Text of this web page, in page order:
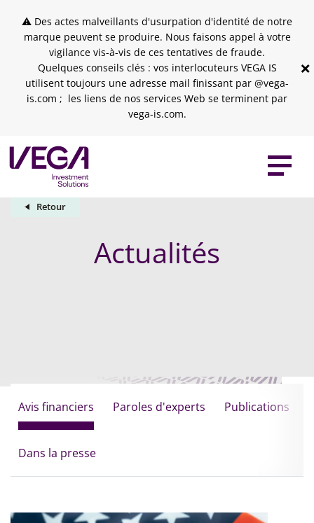
⚠ Des actes malveillants d'usurpation d'identité de notre
marque peuvent se produire. Nous faisons appel à votre
vigilance vis-à-vis de ces tentatives de fraude.
Quelques conseils clés : vos interlocuteurs VEGA IS
utilisent toujours une adresse mail finissant par @vega-
is.com ; les liens de nos services Web se terminent par
vega-is.com.
×
Retour
Actualités
Avis financiers Paroles d'experts Publications
Dans la presse